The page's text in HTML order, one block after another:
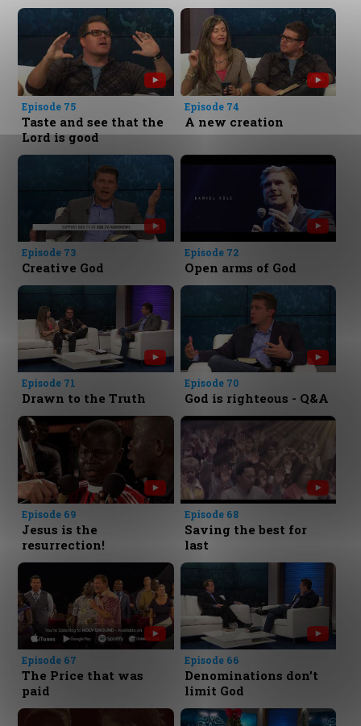
Episode 75
Taste and see that the
Lord is good
Episode 74
A new creation
Episode 73
Creative God
Episode 72
Open arms of God
Episode 71
Drawn to the Truth
Episode 70
God is righteous - Q&A
Episode 69
Jesus is the
resurrection!
Episode 68
Saving the best for
last
Episode 67
The Price that was
paid
Episode 66
Denominations don’t
limit God